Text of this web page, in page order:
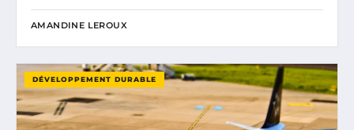
AMANDINE LEROUX
DÉVELOPPEMENT DURABLE